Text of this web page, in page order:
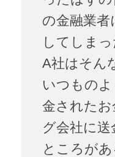
の金融業者
してしまっ
A社はそん
いつもの
金された
グ会社に送
ところが